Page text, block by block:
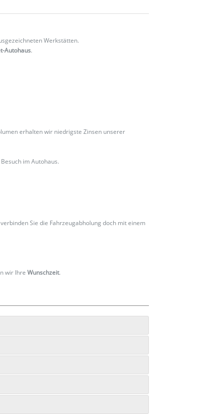
Werkstätten.
Autohaus.
erhalten wir niedrigste Zinsen unserer
im Autohaus.
Sie die Fahrzeugabholung doch mit einem
wir IhreWunschzeit.